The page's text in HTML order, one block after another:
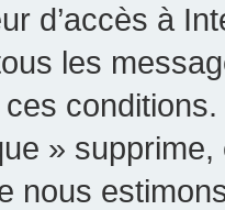
d’accès à
les
»
nous